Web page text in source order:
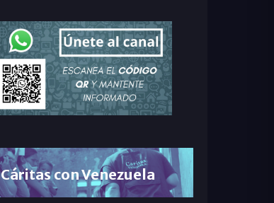
Cáritas con Venezuela